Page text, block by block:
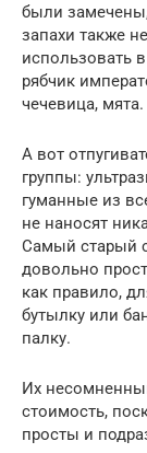
были
запахи также
использовать
рябчик
чечевица, мята.
А вот
группы:
гуманные из
не наносят
Самый старый
довольно
как правило,
бутылку или
палку.
Их
стоимость,
просты и